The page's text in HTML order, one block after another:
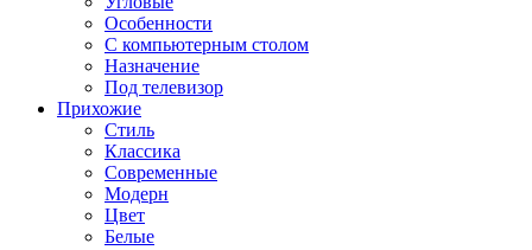
Особенности
С компьютерным столом
Назначение
Под телевизор
Прихожие
Стиль
Классика
Современные
Модерн
Цвет
Белые